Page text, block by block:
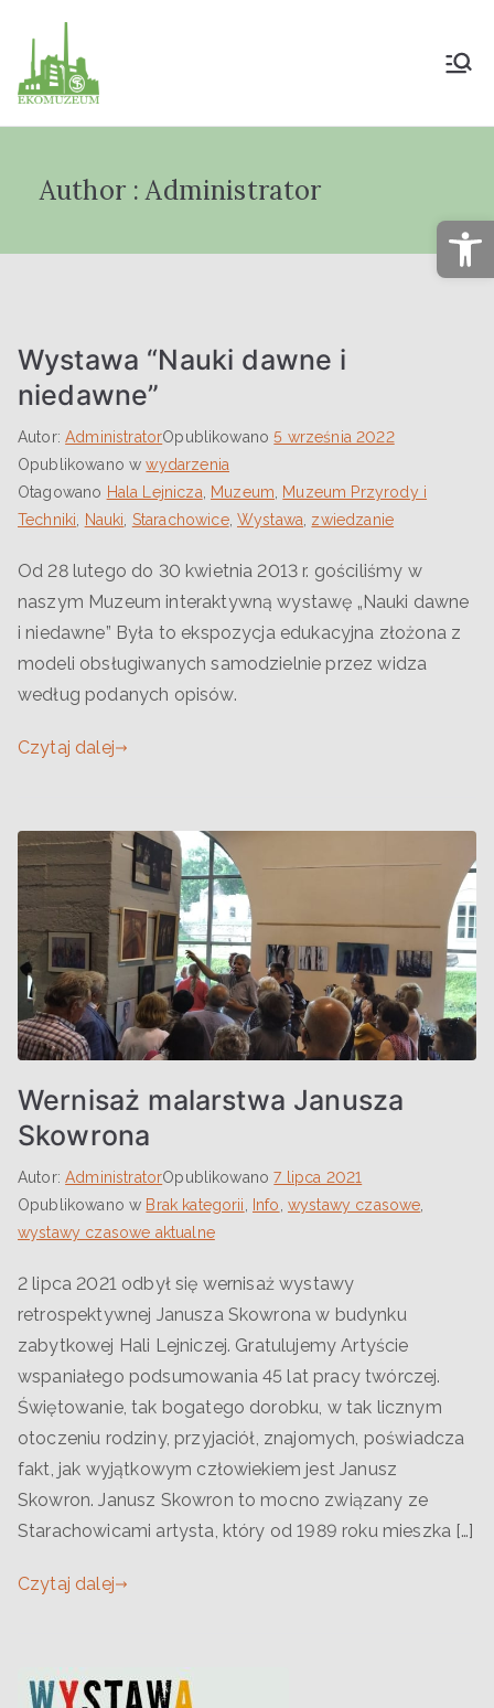
Muzeum Przyrody
"Ekomuzeum" im.
Jana Pazdura
Author :Administrator
Wystawa “Nauki dawne i
niedawne”
Autor:AdministratorOpublikowano5 września 2022
Opublikowano wwydarzenia
Otagowano Hala Lejnicza Muzeum
Muzeum Przyrody i
Techniki
Nauki Starachowice, Wystawa zwiedzanie
Od 28 lutego do 30 kwietnia 2013 r. gościliśmy w
naszym Muzeum interaktywną wystawę „Nauki dawne
i niedawne” Była to ekspozycja edukacyjna złożona z
modeli obsługiwanych samodzielnie przez widza
według podanych opisów.
Czytaj dalej
Wernisaż malarstwa Janusza
Skowrona
Autor:AdministratorOpublikowano7 lipca 2021
Opublikowano w Brak kategorii Info wystawy czasowe
wystawy czasowe aktualne
2 lipca 2021 odbył się wernisaż wystawy
retrospektywnej Janusza Skowrona w budynku
zabytkowej Hali Lejniczej. Gratulujemy Artyście
wspaniałego podsumowania 45 lat pracy twórczej.
Świętowanie, tak bogatego dorobku, w tak licznym
otoczeniu rodziny, przyjaciół, znajomych, poświadcza
fakt, jak wyjątkowym człowiekiem jest Janusz
Skowron. Janusz Skowron to mocno związany ze
Starachowicami artysta, który od 1989 roku mieszka […]
Czytaj dalej